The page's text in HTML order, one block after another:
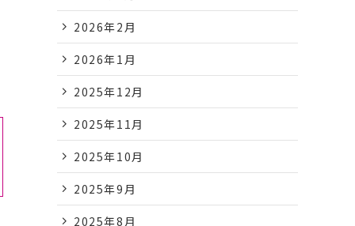
2026年2月
2026年1月
2025年12月
2025年11月
2025年10月
2025年9月
2025年8月